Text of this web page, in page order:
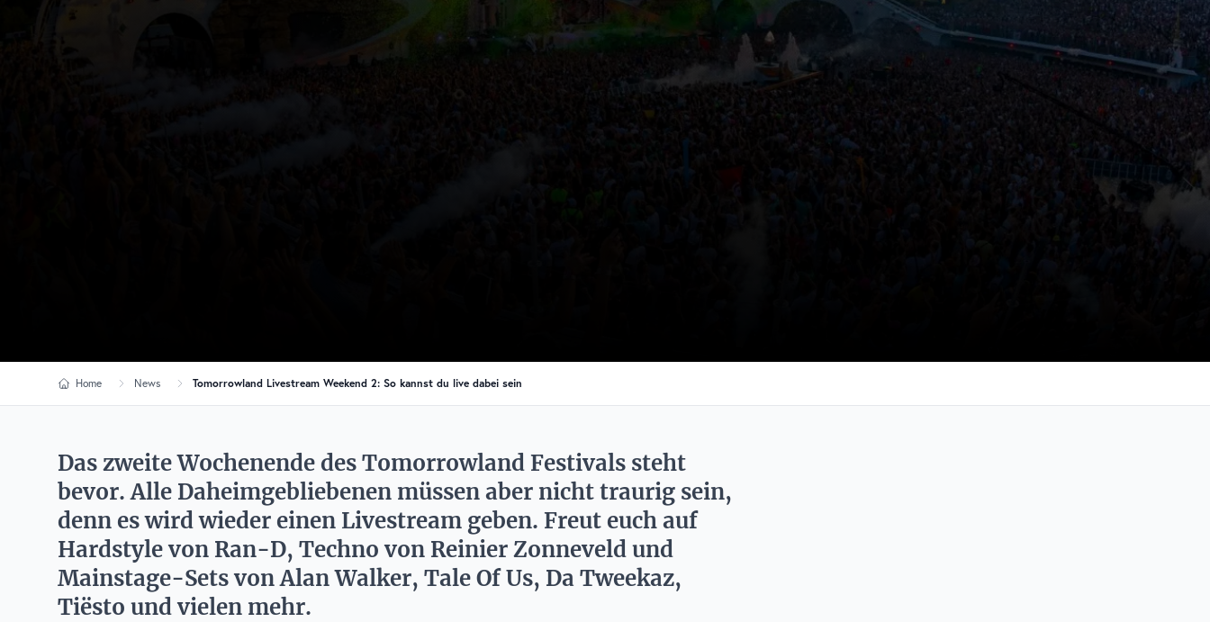
Home News Tomorrowland Livestream Weekend 2: So kannst du live dabei sein
Das zweite Wochenende des Tomorrowland Festivals steht
bevor. Alle Daheimgebliebenen müssen aber nicht traurig sein,
denn es wird wieder einen Livestream geben. Freut euch auf
Hardstyle von Ran-D, Techno von Reinier Zonneveld und
Mainstage-Sets von Alan Walker, Tale Of Us, Da Tweekaz,
Tiësto und vielen mehr.